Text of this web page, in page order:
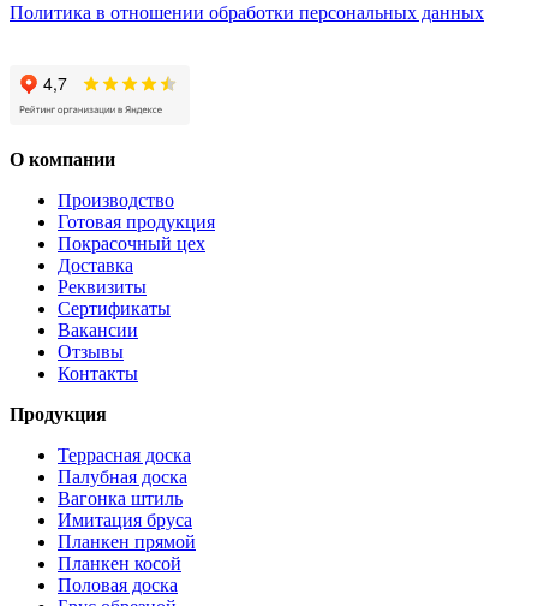
Политика в отношении обработки персональных данных
О компании
Производство
Готовая продукция
Покрасочный цех
Доставка
Реквизиты
Сертификаты
Вакансии
Отзывы
Контакты
Продукция
Террасная доска
Палубная доска
Вагонка штиль
Имитация бруса
Планкен прямой
Планкен косой
Половая доска